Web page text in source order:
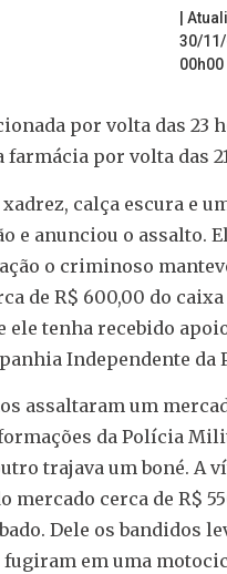
|
30/
00h00
por volta das
por volta das
calça escura e
e anunciou o assalto.
o criminoso
de R$ 600,00 do
tenha recebido
Independente
assaltaram um
da Polícia
trajava um boné. A
mercado cerca de R$
Dele os bandidos
em uma